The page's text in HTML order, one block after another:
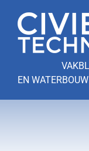
naar
inhoud
EN